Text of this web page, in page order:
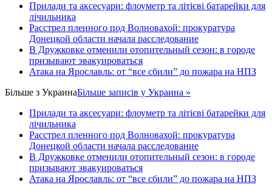
Прилади та аксесуари: флоуметр та літієві батарейки для
лічильника
Расстрел пленного под Волновахой: прокуратура
Донецкой области начала расследование
В Дружковке отменили отопительный сезон: в городе
призывают эвакуироваться
Атака на Ярославль: от “все сбили” до пожара на НПЗ
Більше з УкраинаБільше записів у Украина »
Прилади та аксесуари: флоуметр та літієві батарейки для
лічильника
Расстрел пленного под Волновахой: прокуратура
Донецкой области начала расследование
В Дружковке отменили отопительный сезон: в городе
призывают эвакуироваться
Атака на Ярославль: от “все сбили” до пожара на НПЗ